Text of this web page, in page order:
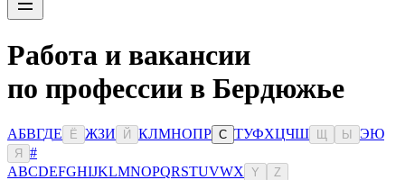
Работа и вакансии
по профессии в Бердюжье
АБВГДЕ Ё ЖЗИ Й КЛМНОПР С ТУФХЦЧШ Ы ЭЮ
Я
#
ABCDEFGHIJKLMNOPQRSTUVWX Y Z